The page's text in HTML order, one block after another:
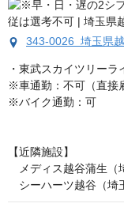
343-0026 埼玉県
・東武スカイツリー
※車通勤：不可（直接
※バイク通勤：可
【近隣施設】
メディス越谷蒲生（
シーハーツ越谷（埼